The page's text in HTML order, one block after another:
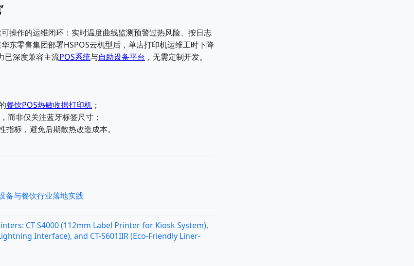
操作的运维闭环：实时温度曲线监测预警过热风险、按日志
东零售集团部署HSPOS云机型后，单店打印机运维工时下降
已深度兼容主流POS系统与自助设备平台 ，无需定制开发。
餐饮POS热敏收据打印机 ；
而非仅关注蓝牙标签尺寸；
指标，避免后期散热改造成本。
备与餐饮行业落地实践
CT-S4000 (112mm Label Printer for Kiosk System),
Interface), and CT-S601IIR (Eco-Friendly Liner-